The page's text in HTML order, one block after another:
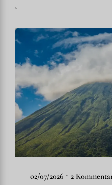
02/07/2026 • 2